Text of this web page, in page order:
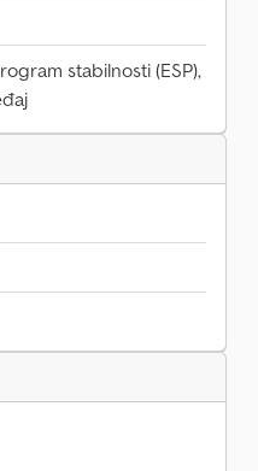
stabilnosti (ESP),